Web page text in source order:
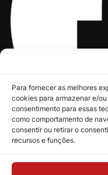
Para fornecer as melhores
cookies para armazenar e/
consentimento para essas
como comportamento de
consentir ou retirar o
recursos e funções.
@nksmusic